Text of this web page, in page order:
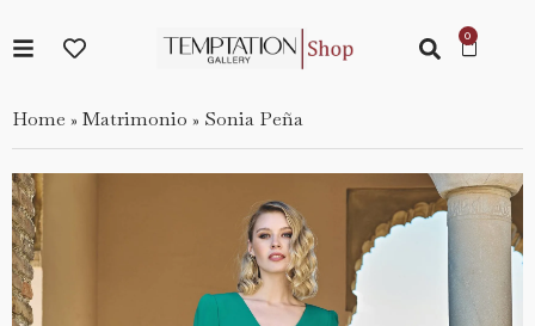
Home » Matrimonio » Sonia Peña